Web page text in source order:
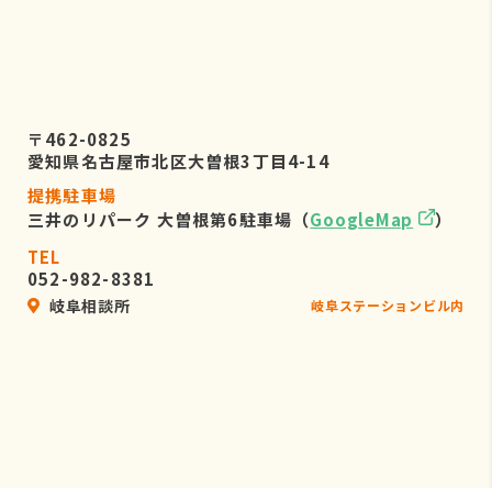
〒462-0825
愛知県名古屋市北区大曽根3丁目4-14
提携駐車場
三井のリパーク 大曽根第6駐車場（GoogleMap
）
TEL
052-982-8381
岐阜相談所 岐阜ステーションビル内